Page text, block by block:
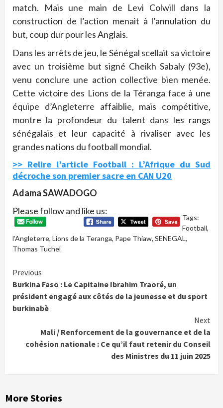
match. Mais une main de Levi Colwill dans la
construction de l’action menait à l’annulation du
but, coup dur pour les Anglais.
Dans les arrêts de jeu, le Sénégal scellait sa victoire
avec un troisième but signé Cheikh Sabaly (93e),
venu conclure une action collective bien menée.
Cette victoire des Lions de la Téranga face à une
équipe d’Angleterre affaiblie, mais compétitive,
montre la profondeur du talent dans les rangs
sénégalais et leur capacité à rivaliser avec les
grandes nations du football mondial.
>> Relire l’article Football : L’Afrique du Sud
décroche son premier sacre en CAN U20
Adama SAWADOGO
Please follow and like us:
Tags:
Football,
l’Angleterre, Lions de la Teranga, Pape Thiaw, SENEGAL,
Thomas Tuchel
Continue
Reading
Previous
Burkina Faso : Le Capitaine Ibrahim Traoré, un
président engagé aux côtés de la jeunesse et du sport
burkinabè
Next
Mali / Renforcement de la gouvernance et de la
cohésion nationale : Ce qu’il faut retenir du Conseil
des Ministres du 11 juin 2025
More Stories